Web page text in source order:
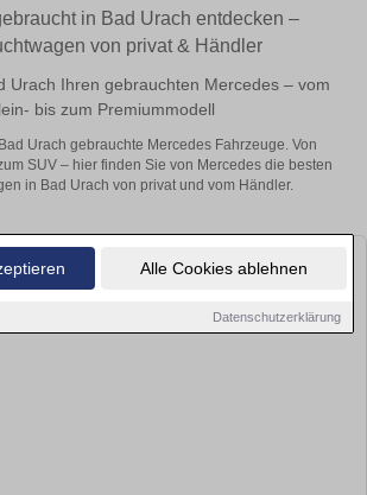
Alle Cookies ablehnen
Datenschutzerklärung
in Bad Urach entdecken –
von privat & Händler
Urach Ihren gebrauchten Mercedes – vom
bis zum Premiummodell
Urach gebrauchte Mercedes Fahrzeuge. Von
SUV – hier finden Sie von Mercedes die besten
in Bad Urach von privat und vom Händler.